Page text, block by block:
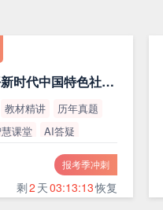
15040 习近平新时代中国特色社会主义思想概论（最新版）
教材精讲
历年真题
课堂
AI答疑
报考季冲刺
剩2 天03:13:12恢复